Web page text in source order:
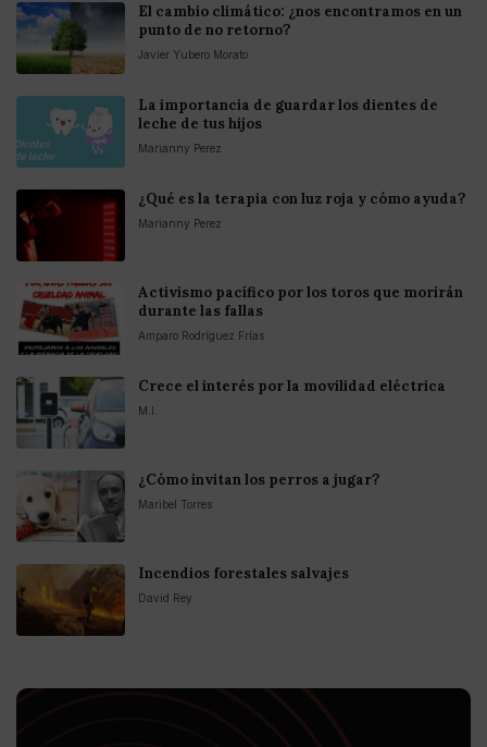
El cambio climático: ¿nos encontramos en un
punto de no retorno?
Javier Yubero Morato
La importancia de guardar los dientes de
leche de tus hijos
Marianny Perez
¿Qué es la terapia con luz roja y cómo ayuda?
Marianny Perez
Activismo pacífico por los toros que morirán
durante las fallas
Amparo Rodríguez Frías
Crece el interés por la movilidad eléctrica
M.I.
¿Cómo invitan los perros a jugar?
Maribel Torres
Incendios forestales salvajes
David Rey